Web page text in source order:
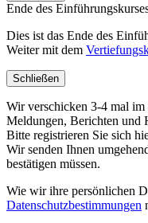
Ende des
Dies ist das Ende des
Weiter mit dem
Schließen
Wir verschicken 3-4 mal
Meldungen, Berichten und
Bitte registrieren Sie sich
Wir senden Ihnen
bestätigen müssen.
Wie wir ihre persönlichen
Datenschutzbestimmungen